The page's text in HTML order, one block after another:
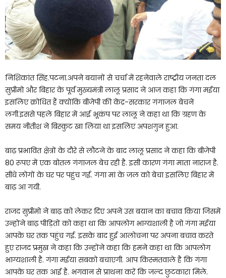
निशिकांत सिंह.पटना.अपने बयानों से चर्चा में रहनेवाले राष्ट्रीय जनता दल
सुप्रीमो और बिहार के पूर्व मुख्यमंत्री लालू प्रसाद ने आज कहा कि गंगा मईया
इसलिए क्रोधित हैं क्योंकि बीजेपी की केंद्र-सरकार गंगाजल बेचने
लगी.इससे पहले बिहार में आई भूकंप पर लालू ने कहा था कि ग्रहण के
समय नीतीश ने बिस्कुट खा लिया था इसलिए अपशगुन हुआ.
बाढ़ प्रभावित क्षेत्रों के दौरे से लौटने के बाद लालू प्रसाद ने कहा कि बीजेपी
80 रूपए में एक बोतल गंगाजल बेच रही है. इसी कारण गंगा माता नाराज है.
सीधे लोगों के घर पर पहुंच गई. गंगा मां के जल को बेचा इसलिए बिहार में
बाढ़ आ गयी.
राजद सुप्रीमो ने बाढ़ को लेकर दिए अपने उस बयान का बचाव किया जिसमें
उन्होंने बाढ़ पीड़ितों को कहा था कि आपलोग भाग्यशाली है जो गंगा मईया
आपके घर तक पहुंच गई. इसके बाद हुई आलोचना पर अपना बचाव करते
हुए राजद प्रमुख ने कहा कि उन्होंने कहा कि हमने कहा था कि आपलोग
भाग्यशाली है. गंगा मईया सबको बचाएगी. आप किस्मतवाले है कि गंगा
आपके घर तक आई है. भगवान से प्राथना करें कि जल्द छुटकारा मिले.